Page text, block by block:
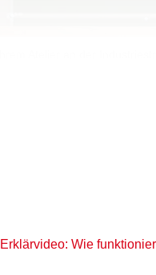
Erklärvideo: Wie